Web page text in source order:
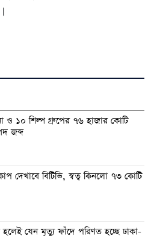
ও ১০ শিল্প গ্রুপের ৭৬ হাজার কোটি
জব্দ
দেখাবে বিটিভি, স্বত্ব কিনলো ৭৩ কোটি
যেন মৃত্যু ফাঁদে পরিণত হচ্ছে ঢাকা-